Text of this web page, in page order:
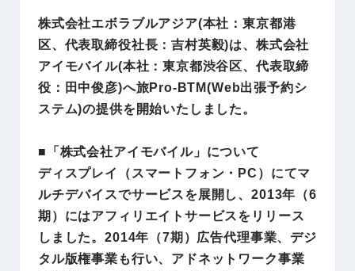
株式会社エボラブルアジア(本社：東京都港
区、代表取締役社長：吉村英毅)は、株式会社
アイモバイル(本社：東京都渋谷区、代表取締
役：田中俊彦)へ旅Pro-BTM(Web出張予約シ
ステム)の提供を開始いたしました。
■「株式会社アイモバイル」について
ディスプレイ（スマートフォン・PC）にてマ
ルチデバイスでサービスを展開し、2013年（6
期）にはアフィリエイトサービスをリリース
しました。2014年（7期）広告代理事業、デジ
タル版権事業も行い、アドネットワーク事業